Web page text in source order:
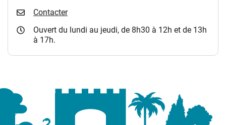
Contacter
Ouvert du lundi au jeudi, de 8h30 à 12h et de 13h
à 17h.